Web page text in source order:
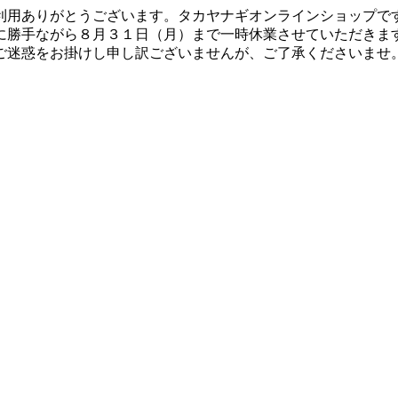
用ありがとうございます。タカヤナギオンラインショップで
勝手ながら８月３１日（月）まで一時休業させていただきま
迷惑をお掛けし申し訳ございませんが、ご了承くださいませ。